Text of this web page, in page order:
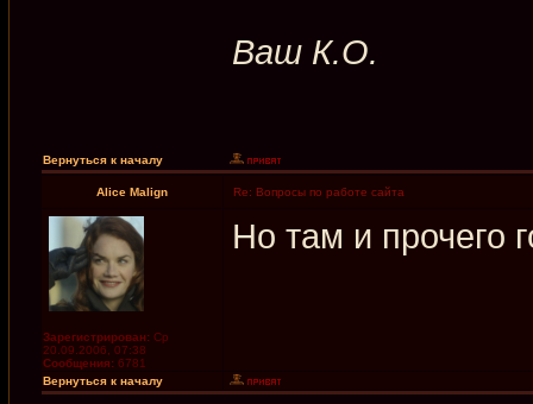
Ваш К.О.
Вернуться к началу
Alice Malign Re: Вопросы по работе сайта
Зарегистрирован: Ср
20.09.2006, 07:38
Сообщения: 6781
Но там и прочего
Вернуться к началу